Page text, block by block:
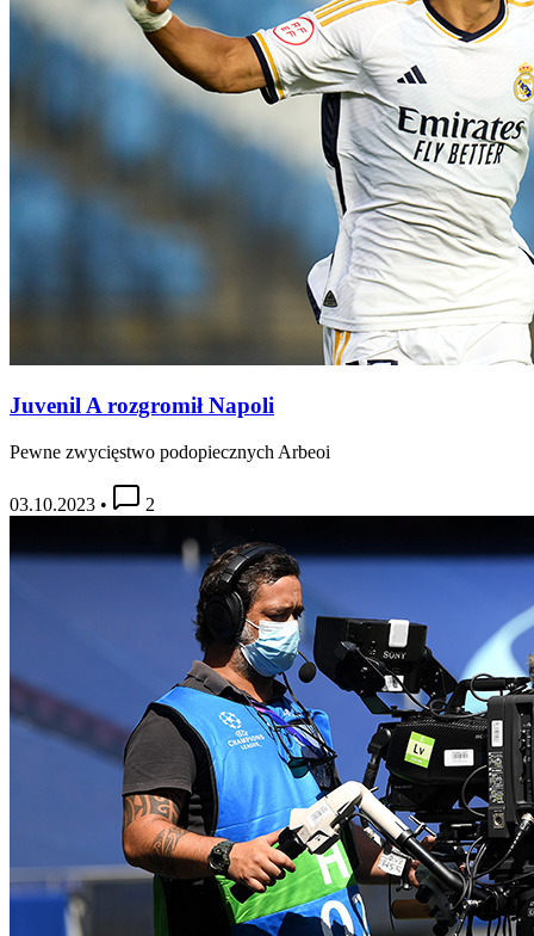
Juvenil A rozgromił Napoli
Pewne zwycięstwo podopiecznych Arbeoi
03.10.2023 • 2